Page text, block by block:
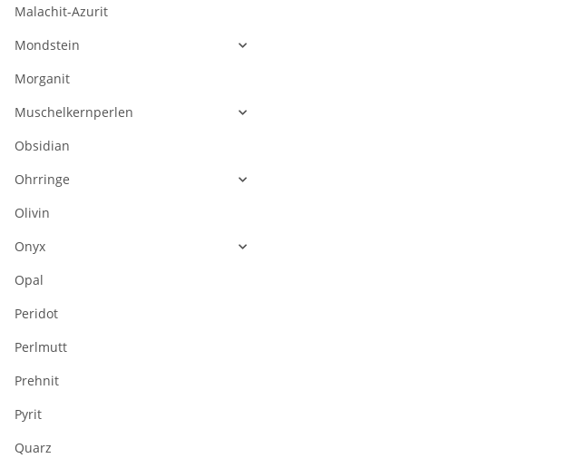
Malachit-Azurit
Mondstein
Morganit
Muschelkernperlen
Obsidian
Ohrringe
Olivin
Onyx
Opal
Peridot
Perlmutt
Prehnit
Pyrit
Quarz